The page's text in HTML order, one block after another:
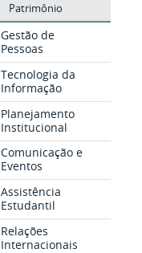
Patrimônio
Gestão de
Pessoas
Tecnologia da
Informação
Planejamento
Institucional
Comunicação e
Eventos
Assistência
Estudantil
Relações
Internacionais